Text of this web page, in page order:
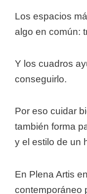
Los espacios
algo en común:
Y los cuadros
conseguirlo.
Por eso cuidar
también forma
y el estilo de un
En Plena Artis
contemporáneo